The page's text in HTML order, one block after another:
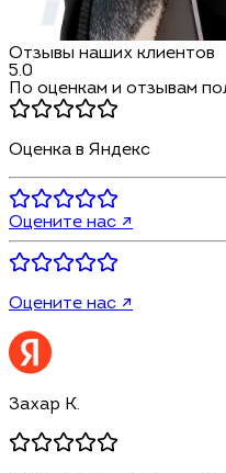
Отзывы наших клиентов
5.0
По оценкам и отзывам
Оценка в Яндекс
Оцените нас ↗
Оцените нас ↗
Захар К.